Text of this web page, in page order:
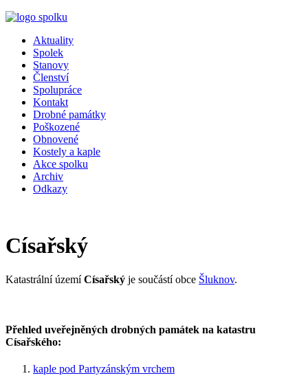
Aktuality
Spolek
Stanovy
Členství
Spolupráce
Kontakt
Drobné památky
Poškozené
Obnovené
Kostely a kaple
Akce spolku
Archiv
Odkazy
Císařský
Katastrální územíCísařský je součástí obce Šluknov.
Přehled uveřejněných drobných památek na katastru
Císařského:
kaple pod Partyzánským vrchem